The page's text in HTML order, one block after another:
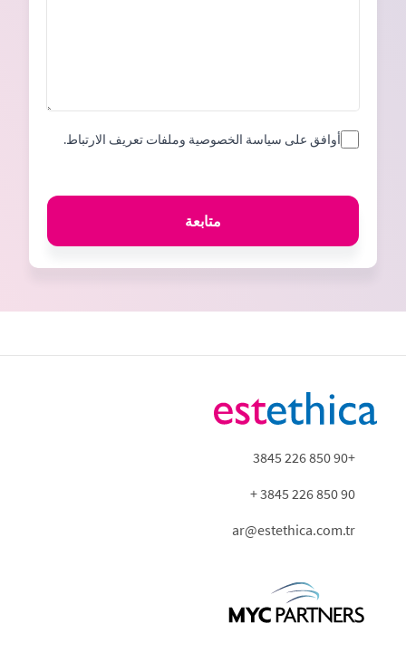
أوافق على سياسة الخصوصية وملفات تعريف الارتباط.
متابعة
+90 850 226 3845
90 850 226 3845 +
ar@estethica.com.tr